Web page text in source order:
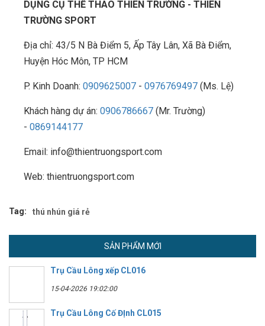
DỤNG CỤ THỂ THAO THIÊN TRƯỜNG - THIÊN
TRƯỜNG SPORT
Địa chỉ: 43/5 N Bà Điểm 5, Ấp Tây Lân, Xã Bà Điểm,
Huyện Hóc Môn, TP HCM
P. Kinh Doanh: 0909625007 - 0976769497 (Ms. Lệ)
Khách hàng dự án: 0906786667 (Mr. Trường)
- 0869144177
Email: info@thientruongsport.com
Web: thientruongsport.com
Tag: thú nhún giá rẻ
SẢN PHẨM MỚI
Trụ Cầu Lông xếp CL016
15-04-2026 19:02:00
Trụ Cầu Lông Cố ĐỊnh CL015